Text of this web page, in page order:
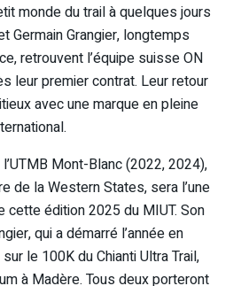
monde du trail à quelques jours
Germain Grangier, longtemps
retrouvent l’équipe suisse ON
leur premier contrat. Leur retour
avec une marque en pleine
Mont-Blanc (2022, 2024),
de la Western States, sera l’une
édition 2025 du MIUT. Son
qui a démarré l’année en
le 100K du Chianti Ultra Trail,
à Madère. Tous deux porteront